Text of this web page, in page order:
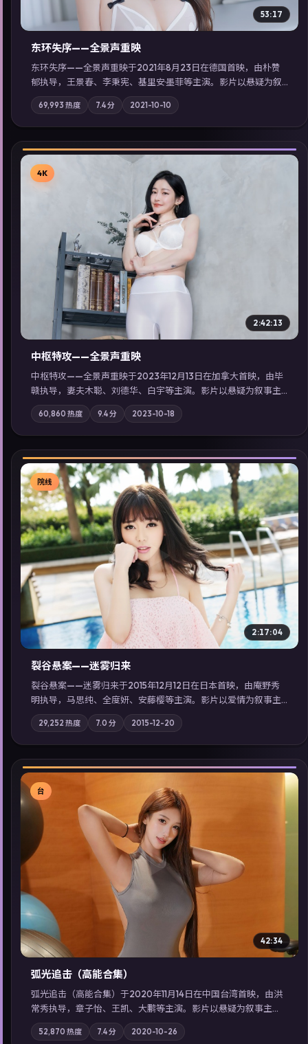
53:17
东环失序——全景声重映
东环失序——全景声重映于2021年8月23日在德国首映，由朴赞
郁执导，王景春、李秉宪、基里安·墨菲等主演。影片以悬疑为叙
事主轴，科技与人性的边界在实验事故后逐渐模糊；摄影与配乐
强化地域气质；站内亦可通过「国产免费观看高清电视剧在线
看」延展检索同类型高分佳作，畅享高清在线追剧体验。
69,993 热度 7.4分 2021-10-10
▶
4K
2:42:13
中枢特攻——全景声重映
中枢特攻——全景声重映于2023年12月13日在加拿大首映，由毕
赣执导，妻夫木聪、刘德华、白宇等主演。影片以悬疑为叙事主
轴，一次普通通勤演变成全城关注的生死营救；摄影与配乐强化
地域气质；站内亦可通过「国产免费观看高清电视剧在线看」延
展检索同类型高分佳作，畅享高清在线追剧体验。
60,860 热度 9.4分 2023-10-18
▶
院线
2:17:04
裂谷悬案——迷雾归来
裂谷悬案——迷雾归来于2015年12月12日在日本首映，由庵野秀
明执导，马思纯、全度妍、安藤樱等主演。影片以爱情为叙事主
轴，两代人的执念在暴风雨夜正面相撞；摄影与配乐强化地域气
质；站内亦可通过「国产免费观看高清电视剧在线看」延展检索
同类型高分佳作，畅享高清在线追剧体验。
29,252 热度 7.0 分 2015-12-20
▶
台
42:34
弧光追击（高能合集）
弧光追击（高能合集）于2020年11月14日在中国台湾首映，由洪
常秀执导，章子怡、王凯、大鹏等主演。影片以悬疑为叙事主
轴，科技与人性的边界在实验事故后逐渐模糊；摄影与配乐强化
地域气质；站内亦可通过「国产免费观看高清电视剧在线看」延
52,870 热度 7.4分 2020-10-26